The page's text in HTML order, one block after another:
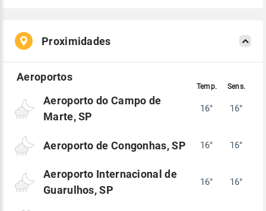
Proximidades
Aeroporto do Campo de
Marte, SP
16° 16°
Aeroporto de Congonhas, SP 16° 16°
Aeroporto Internacional de
Guarulhos, SP
16° 16°